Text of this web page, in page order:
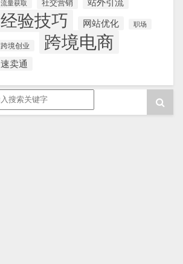
流量获取 社交营销 站外引流
经验技巧 网站优化 职场
跨境创业 跨境电商
速卖通